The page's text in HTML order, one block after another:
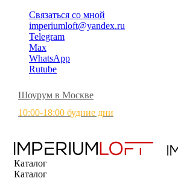
Связаться со мной
imperiumloft@yandex.ru
Telegram
Max
WhatsApp
Rutube
Шоурум в Москве
10:00-18:00 будние дни
Каталог
Каталог